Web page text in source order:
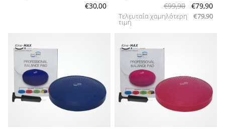
€30,00
€99,90
€79,90
Τελευταία χαμηλότερη
τιμή
€79,90